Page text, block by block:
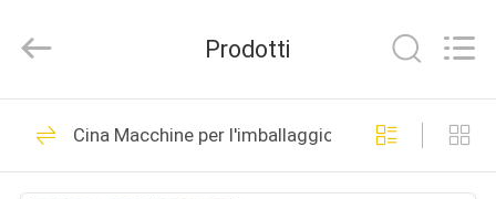
CASA
PRODOTTI
Molding
Equipment
All
Reserved.
Attrezzatura del
64
Prodotti
Cina Macchine per l'imballaggio della pasta